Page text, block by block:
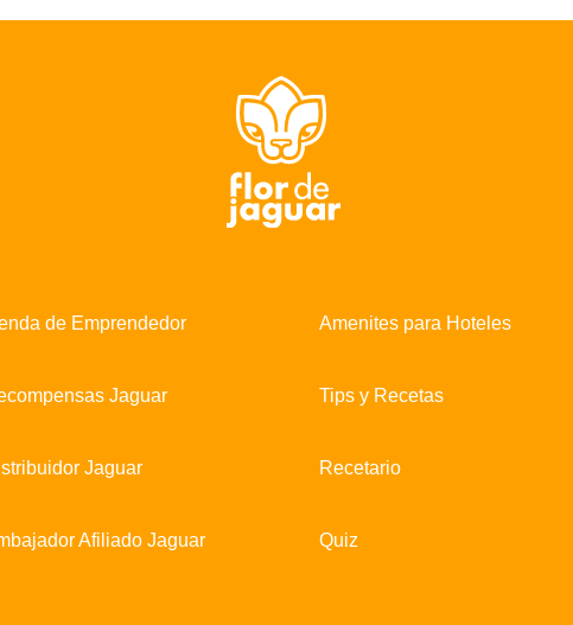
de Emprendedor
Jaguar
Jaguar
Afiliado Jaguar
Amenites para Hoteles
Tips y Recetas
Recetario
Quiz